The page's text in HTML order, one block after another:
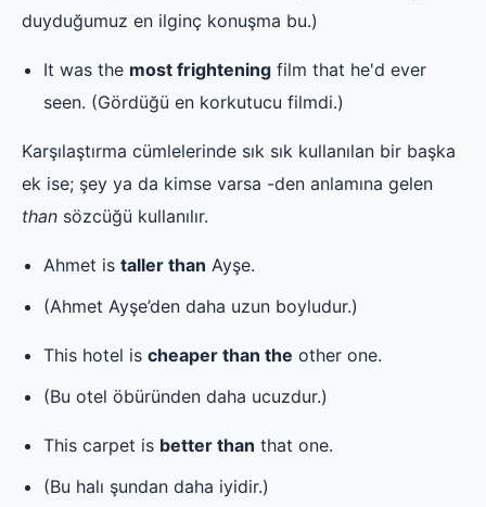
duyduğumuz en ilginç konuşma bu.)
It was the most frightening film that he'd ever
seen. (Gördüğü en korkutucu filmdi.)
Karşılaştırma cümlelerinde sık sık kullanılan bir başka
ek ise; şey ya da kimse varsa -den anlamına gelen
than sözcüğü kullanılır.
Ahmet is taller than Ayşe.
(Ahmet Ayşe’den daha uzun boyludur.)
This hotel is cheaper than the other one.
(Bu otel öbüründen daha ucuzdur.)
This carpet is better than that one.
(Bu halı şundan daha iyidir.)